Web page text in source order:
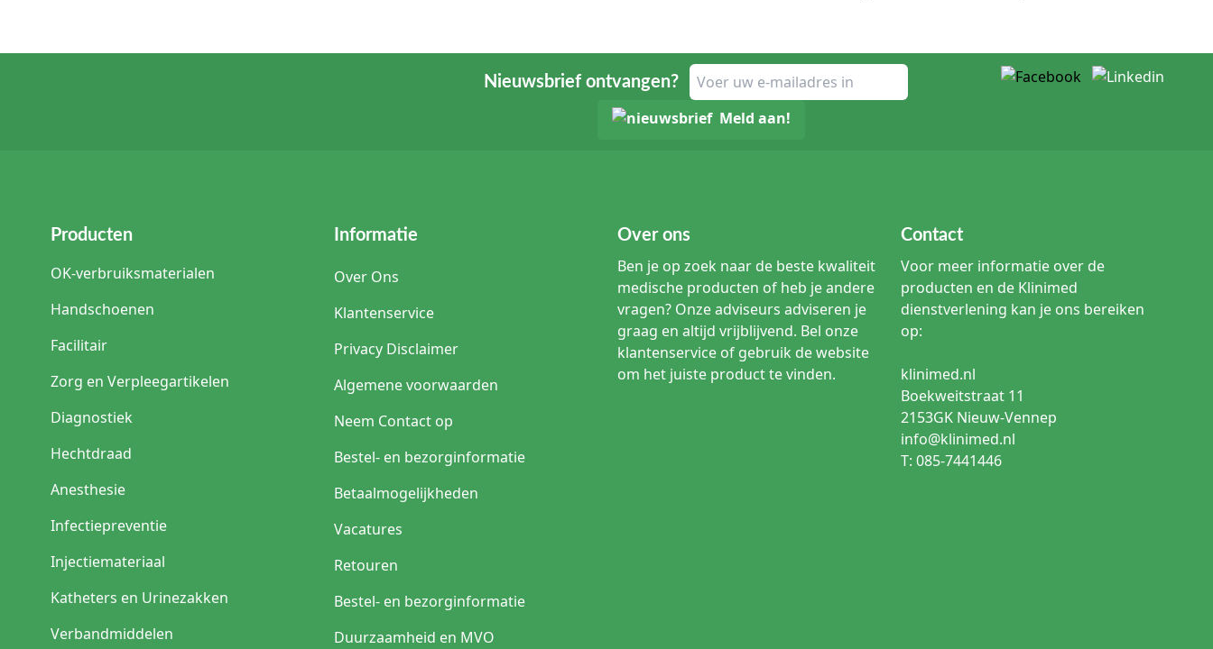
Nieuwsbrief ontvangen?
Meld aan!
Producten
OK-verbruiksmaterialen
Handschoenen
Facilitair
Zorg en Verpleegartikelen
Diagnostiek
Hechtdraad
Anesthesie
Infectiepreventie
Injectiemateriaal
Katheters en Urinezakken
Verbandmiddelen
Informatie
Over Ons
Klantenservice
Privacy Disclaimer
Algemene voorwaarden
Neem Contact op
Bestel- en bezorginformatie
Betaalmogelijkheden
Vacatures
Retouren
Bestel- en bezorginformatie
Duurzaamheid en MVO
Over ons
Ben je op zoek naar de beste kwaliteit
medische producten of heb je andere
vragen? Onze adviseurs adviseren je
graag en altijd vrijblijvend. Bel onze
klantenservice of gebruik de website
om het juiste product te vinden.
Contact
Voor meer informatie over de
producten en de Klinimed
dienstverlening kan je ons bereiken
op:
klinimed.nl
Boekweitstraat 11
2153GK Nieuw-Vennep
info@klinimed.nl
T: 085-7441446